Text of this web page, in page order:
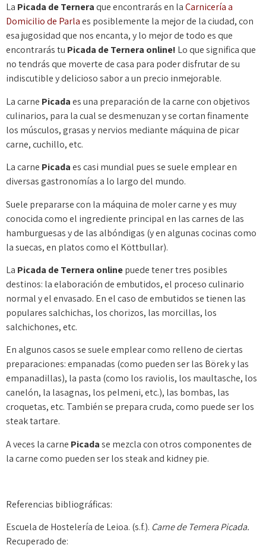
La Picada de Terneraque encontrarás en laCarnicería a
Domicilio de Parlaes posiblemente la mejor de la ciudad, con
esa jugosidad que nos encanta, y lo mejor de todo es que
encontrarás tu Picada de Ternera online! Lo que significa que
no tendrás que moverte de casa para poder disfrutar de su
indiscutible y delicioso sabor a un precio inmejorable.
La carne Picadaes una preparación de la carne con objetivos
culinarios, para la cual se desmenuzan y se cortan finamente
los músculos, grasas y nervios mediante máquina de picar
carne, cuchillo, etc.
La carne Picadaes casi mundial pues se suele emplear en
diversas gastronomías a lo largo del mundo.
Suele prepararse con la máquina de moler carne y es muy
conocida como el ingrediente principal en las carnes de las
hamburguesas y de las albóndigas (y en algunas cocinas como
la suecas, en platos como el Köttbullar).
La Picada de Ternera onlinepuede tener tres posibles
destinos: la elaboración de embutidos, el proceso culinario
normal y el envasado. En el caso de embutidos se tienen las
populares salchichas, los chorizos, las morcillas, los
salchichones, etc.
En algunos casos se suele emplear como relleno de ciertas
preparaciones: empanadas (como pueden ser las Börek y las
empanadillas), la pasta (como los raviolis, los maultasche, los
canelón, la lasagnas, los pelmeni, etc.), las bombas, las
croquetas, etc. También se prepara cruda, como puede ser los
steak tartare.
A veces la carne Picadase mezcla con otros componentes de
la carne como pueden ser los steak and kidney pie.
Referencias bibliográficas:
Escuela de Hostelería de Leioa. (s.f.). Carne de Ternera Picada.
Recuperado de: